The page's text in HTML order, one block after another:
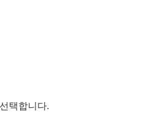
택합니다.